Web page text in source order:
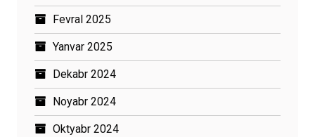
Fevral 2025
Yanvar 2025
Dekabr 2024
Noyabr 2024
Oktyabr 2024